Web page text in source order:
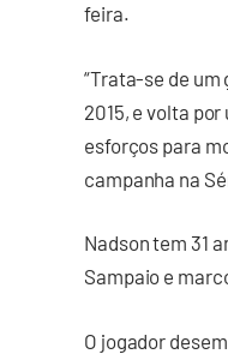
feira.
“Trata-se de um
2015, e volta
esforços para
campanha na
Nadson tem 31
Sampaio e
O jogador